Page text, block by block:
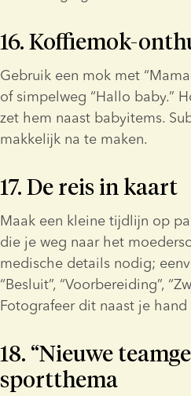
16. Koffiemok-
Gebruik een mok met
of simpelweg “Hallo baby.”
zet hem naast babyitems.
makkelijk na te maken.
17. De reis in kaart
Maak een kleine tijdlijn op
die je weg naar het
medische details nodig;
“Besluit”, “Voorbereiding”,
Fotografeer dit naast je hand
18. “Nieuwe
sportthema